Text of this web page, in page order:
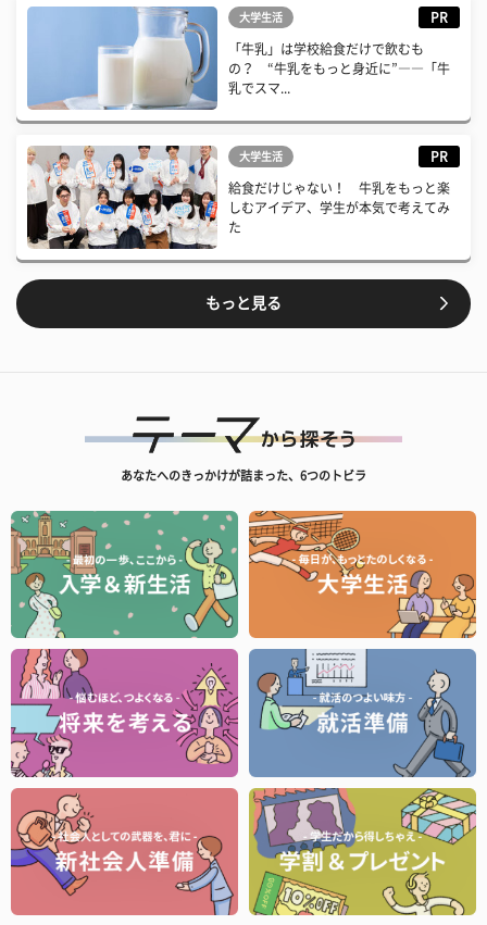
大学生活 PR
「牛乳」は学校給食だけで飲むも
の？ “牛乳をもっと身近に”――「牛
乳でスマ...
大学生活 PR
給食だけじゃない！ 牛乳をもっと楽
しむアイデア、学生が本気で考えてみ
た
もっと見る
あなたへのきっかけが詰まった、6つのトビラ